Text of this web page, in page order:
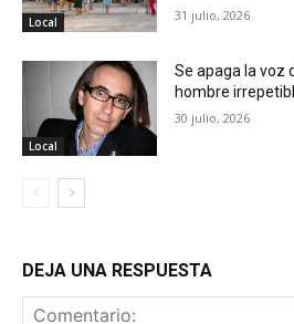
Local 31 julio, 2026
Local
Se apaga la voz
hombre
30 julio, 2026
DEJA UNA RESPUESTA